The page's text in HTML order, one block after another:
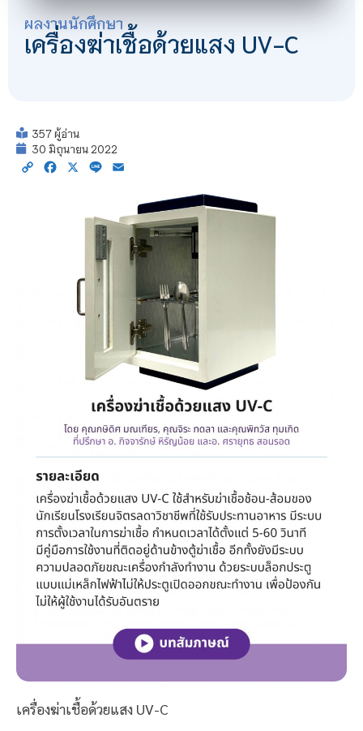
ผลงานนักศึกษา
เครื่องฆ่าเชื้อด้วยแสง UV-C
357 ผู้อ่าน
30 มิถุนายน 2022
Copy Facebook
X Line
เครื่องฆ่าเชื้อด้วยแสง UV-C